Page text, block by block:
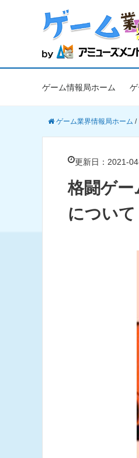
ゲーム情報局ホーム
ゲーム業界情報局ホーム /
更新日：2021-
格闘ゲ
について